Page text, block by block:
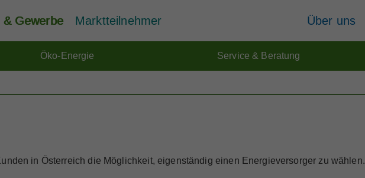
& Gewerbe Marktteilnehmer Über uns
Öko-Energie Service & Beratung
in Österreich die Möglichkeit, eigenständig einen Energieversorger zu wählen.